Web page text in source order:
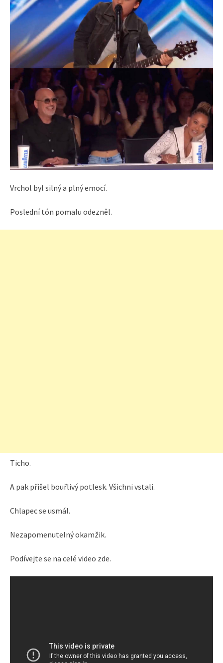
Vrchol byl silný a plný emocí.
Poslední tón pomalu odezněl.
Ticho.
A pak přišel bouřlivý potlesk. Všichni vstali.
Chlapec se usmál.
Nezapomenutelný okamžik.
Podívejte se na celé video zde.